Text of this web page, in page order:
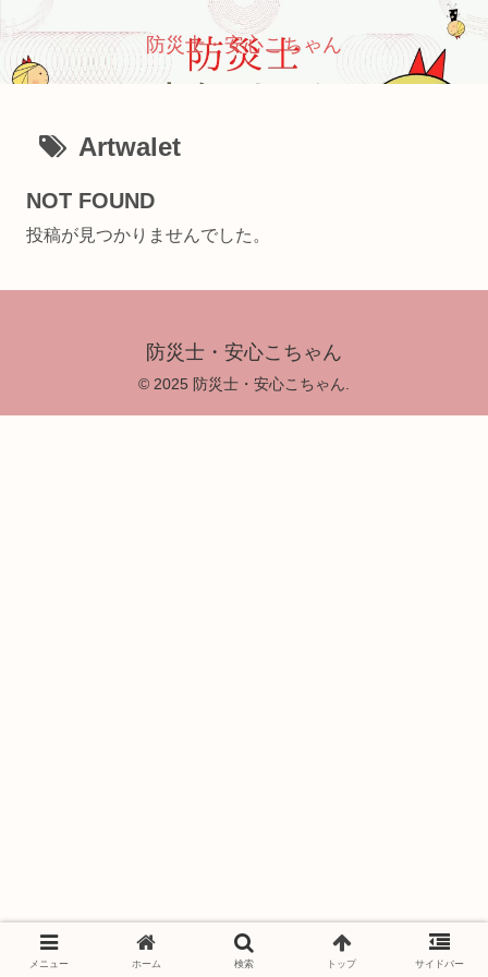
防災士・安心こちゃん
Artwalet
NOT FOUND
投稿が見つかりませんでした。
防災士・安心こちゃん
© 2025 防災士・安心こちゃん.
メニュー ホーム 検索 トップ サイドバー